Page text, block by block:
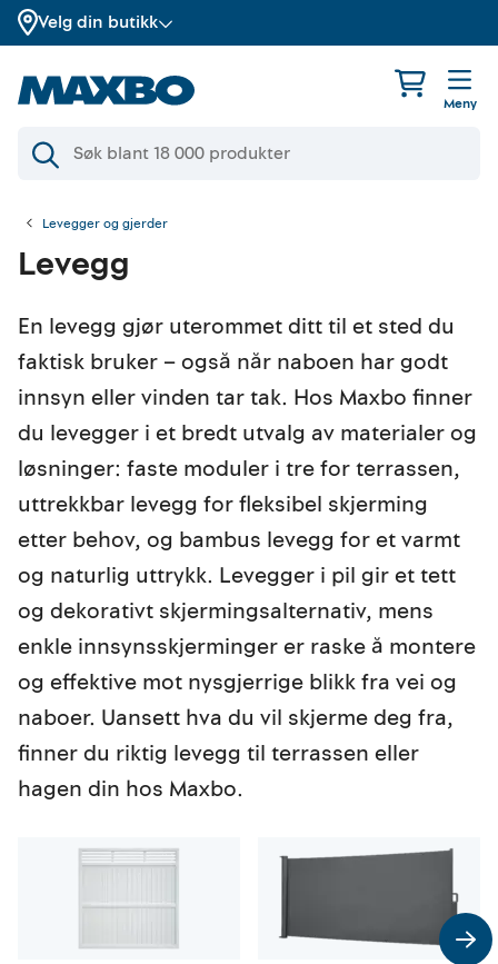
Velg din butikk
Meny
Levegger og gjerder
Levegg
En levegg gjør uterommet ditt til et sted du
faktisk bruker – også når naboen har godt
innsyn eller vinden tar tak. Hos Maxbo finner
du levegger i et bredt utvalg av materialer og
løsninger: faste moduler i tre for terrassen,
uttrekkbar levegg for fleksibel skjerming
etter behov, og bambus levegg for et varmt
og naturlig uttrykk. Levegger i pil gir et tett
og dekorativt skjermingsalternativ, mens
enkle innsynsskjerminger er raske å montere
og effektive mot nysgjerrige blikk fra vei og
naboer. Uansett hva du vil skjerme deg fra,
finner du riktig levegg til terrassen eller
hagen din hos Maxbo.